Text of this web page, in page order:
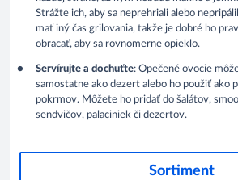
Strážte ich, aby sa neprehriali alebo
mať iný čas grilovania, takže je dobré ho
obracať, aby sa rovnomerne opieklo.
Servírujte a dochuťte: Opečené ovocie
samostatne ako dezert alebo ho použiť ako
pokrmov. Môžete ho pridať do šalátov,
sendvičov, palaciniek či dezertov.
Sortiment